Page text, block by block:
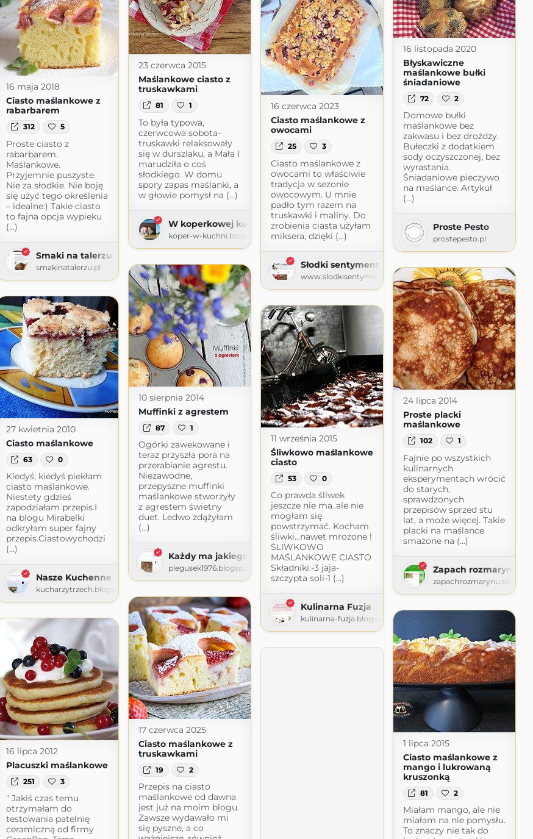
16 listopada 2020
Błyskawiczne
maślankowe bułki
śniadaniowe
72 2
Domowe bułki
maślankowe bez
zakwasu i bez drożdży.
Bułeczki z dodatkiem
sody oczyszczonej, bez
wyrastania.
Śniadaniowe pieczywo
na maślance. Artykuł
(...)
Proste Pesto
prostepesto.pl
23 czerwca 2015
Maślankowe ciasto z
truskawkami
81 1
To była typowa,
czerwcowa sobota-
truskawki relaksowały
się w durszlaku, a Mała I
marudziła o coś
słodkiego. W domu
spory zapas maślanki, a
w głowie pomysł na (...)
W koperkowej kuchni
koper-w-kuchni.blogspot.com
16 maja 2018
Ciasto maślankowe z
rabarbarem
312 5
Proste ciasto z
rabarbarem.
Maślankowe.
Przyjemnie puszyste.
Nie za słodkie. Nie boję
się użyć tego określenia
– idealne:) Takie ciasto
to fajna opcja wypieku
(...)
Smaki na talerzu
smakinatalerzu.pl
16 czerwca 2023
Ciasto maślankowe z
owocami
25 3
Ciasto maślankowe z
owocami to właściwie
tradycja w sezonie
owocowym. U mnie
padło tym razem na
truskawki i maliny. Do
zrobienia ciasta użyłam
miksera, dzięki (...)
Słodki sentyment
www.slodkisentyment.pl
10 sierpnia 2014
Muffinki z agrestem
87 1
Ogórki zawekowane i
teraz przyszła pora na
przerabianie agrestu.
Niezawodne,
przepyszne muffinki
maślankowe stworzyły
z agrestem świetny
duet. Ledwo zdążyłam
(...)
Każdy ma jakiegoś bzika...
piegusek1976.blogspot.com
24 lipca 2014
Proste placki
maślankowe
102 1
Fajnie po wszystkich
kulinarnych
eksperymentach wrócić
do starych,
sprawdzonych
przepisów sprzed stu
lat, a może więcej. Takie
placki na maślance
smażone na (...)
Zapach rozmarynu
27 kwietnia 2010
Ciasto maślankowe
63 0
Kiedyś, kiedyś piekłam
ciasto maślankowe.
Niestety gdzieś
zapodziałam przepis.I
na blogu Mirabelki
odkryłam super fajny
przepis.Ciastowychodzi
(...)
Nasze Kuchenne Smaki
kucharzytrzech.blogspot.com
11 września 2015
Śliwkowo maślankowe
ciasto
53 0
Co prawda śliwek
jeszcze nie ma..ale nie
mogłam się
powstrzymać. Kocham
śliwki...nawet mrożone !
ŚLIWKOWO
MAŚLANKOWE CIASTO
Składniki:-3 jaja-
szczypta soli-1 (...)
Kulinarna Fuzja
kulinarna-fuzja.blogspot.com
17 czerwca 2025
Ciasto maślankowe z
truskawkami
19 2
Przepis na ciasto
maślankowe od dawna
jest już na moim blogu.
Zawsze wydawało mi
się pyszne, a co
1 lipca 2015
Ciasto maślankowe z
mango i lukrowaną
kruszonką
81 2
Miałam mango, ale nie
miałam na nie pomysłu.
To znaczy nie tak do
16 lipca 2012
Placuszki maślankowe
251 3
" Jakiś czas temu
otrzymałam do
testowania patelnię
ceramiczną od firmy